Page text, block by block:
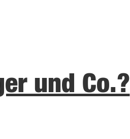
und Co.?